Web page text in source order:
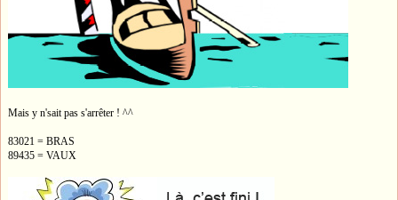
Mais y n'sait pas s'arrêter ! ^^
83021 = BRAS
89435 = VAUX